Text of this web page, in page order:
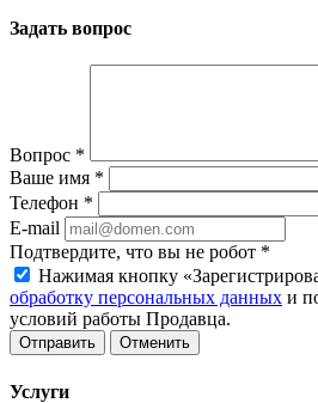
Задать вопрос
Вопрос *
Ваше имя *
Телефон *
E-mail
Подтвердите, что вы не робот *
Нажимая кнопку
обработку персональных данных и
условий работы Продавца.
Отменить
Услуги